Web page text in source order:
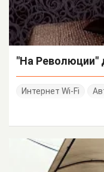
"На
Интернет Wi-Fi